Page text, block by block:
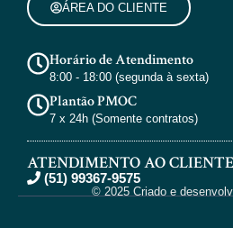
ÁREA DO CLIENTE
Horário de Atendimento
8:00 - 18:00 (segunda à sexta)
Plantão PMOC
7 x 24h (Somente contratos)
ATENDIMENTO AO CLIENTE
(51) 99367-9575
© 2025 Criado e